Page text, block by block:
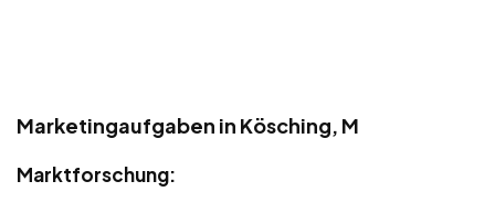
Marketingaufgaben in Kösching, M
Marktforschung: